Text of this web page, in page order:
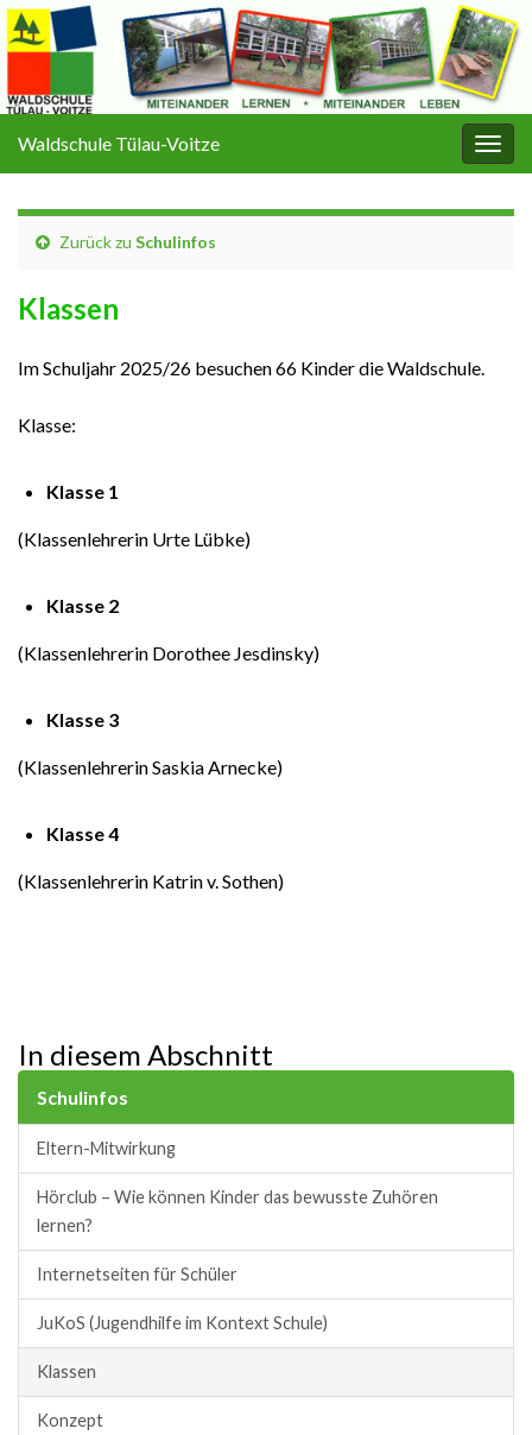
Waldschule Tülau-Voitze
Zurück zu Schulinfos
Klassen
Im Schuljahr 2025/26 besuchen 66 Kinder die Waldschule.
Klasse:
Klasse 1
(Klassenlehrerin Urte Lübke)
Klasse 2
(Klassenlehrerin Dorothee Jesdinsky)
Klasse 3
(Klassenlehrerin Saskia Arnecke)
Klasse 4
(Klassenlehrerin Katrin v. Sothen)
In diesem Abschnitt
Schulinfos
Eltern-Mitwirkung
Hörclub – Wie können Kinder das bewusste Zuhören
lernen?
Internetseiten für Schüler
JuKoS (Jugendhilfe im Kontext Schule)
Klassen
Konzept